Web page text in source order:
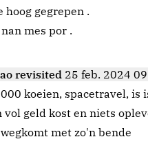
hoog gegrepen .
mes por .
revisited 25 feb. 2024
koeien, spacetravel,
vol geld kost en niets
met zo'n bende